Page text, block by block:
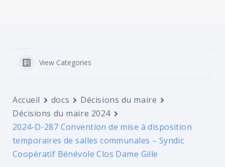
View Categories
Accueil docs
Décisions du maire
Décisions du maire 2024
2024-D-287 Convention de mise à disposition
temporaires de salles communales – Syndic
Coopératif Bénévole Clos Dame Gille